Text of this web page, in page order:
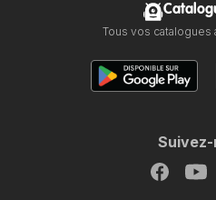
Tous vos catalogues